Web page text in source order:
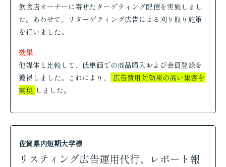
飲食店オーナーに寄せたターゲティング配信を実施しまし
た。あわせて、リターゲティング広告による刈り取り施策
を行いました。
効果
他媒体と比較して、低単価での商品購入および会員登録を
獲得しました。これにより、
広告費用対効果の高い集客を
実現 しました。
佐賀県内短期大学様
リスティング広告運用代行、レポート報